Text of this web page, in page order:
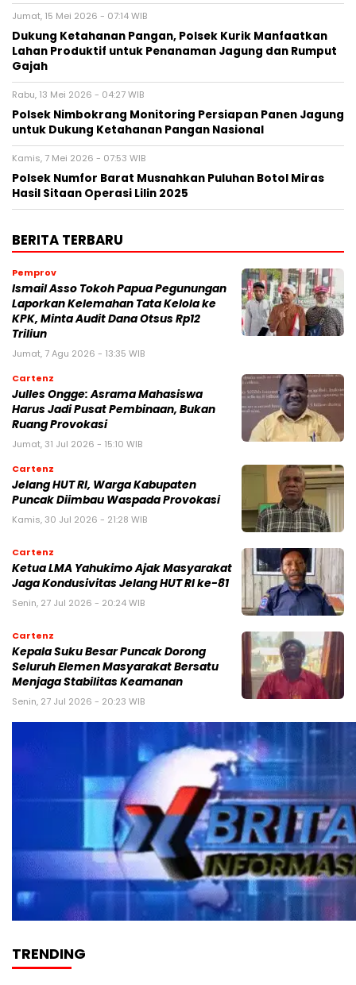
Jumat, 15 Mei 2026 - 07:14 WIB
Dukung Ketahanan Pangan, Polsek Kurik Manfaatkan
Lahan Produktif untuk Penanaman Jagung dan Rumput
Gajah
Rabu, 13 Mei 2026 - 04:27 WIB
Polsek Nimbokrang Monitoring Persiapan Panen Jagung
untuk Dukung Ketahanan Pangan Nasional
Kamis, 7 Mei 2026 - 07:53 WIB
Polsek Numfor Barat Musnahkan Puluhan Botol Miras
Hasil Sitaan Operasi Lilin 2025
BERITA TERBARU
Pemprov
Ismail Asso Tokoh Papua Pegunungan
Laporkan Kelemahan Tata Kelola ke
KPK, Minta Audit Dana Otsus Rp12
Triliun
Jumat, 7 Agu 2026 - 13:35 WIB
Cartenz
Julles Ongge: Asrama Mahasiswa
Harus Jadi Pusat Pembinaan, Bukan
Ruang Provokasi
Jumat, 31 Jul 2026 - 15:10 WIB
Cartenz
Jelang HUT RI, Warga Kabupaten
Puncak Diimbau Waspada Provokasi
Kamis, 30 Jul 2026 - 21:28 WIB
Cartenz
Ketua LMA Yahukimo Ajak Masyarakat
Jaga Kondusivitas Jelang HUT RI ke-81
Senin, 27 Jul 2026 - 20:24 WIB
Cartenz
Kepala Suku Besar Puncak Dorong
Seluruh Elemen Masyarakat Bersatu
Menjaga Stabilitas Keamanan
Senin, 27 Jul 2026 - 20:23 WIB
TRENDING